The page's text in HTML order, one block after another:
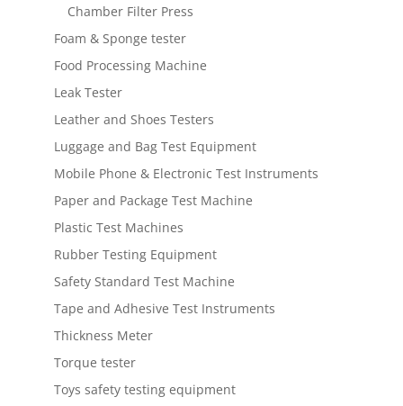
Chamber Filter Press
Foam & Sponge tester
Food Processing Machine
Leak Tester
Leather and Shoes Testers
Luggage and Bag Test Equipment
Mobile Phone & Electronic Test Instruments
Paper and Package Test Machine
Plastic Test Machines
Rubber Testing Equipment
Safety Standard Test Machine
Tape and Adhesive Test Instruments
Thickness Meter
Torque tester
Toys safety testing equipment